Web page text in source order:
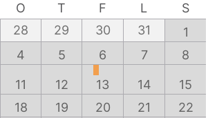
O T F L
S
28 29 30 31
1
4 5 6 7 8
11 12 13 14
15
18 19 20 21
22